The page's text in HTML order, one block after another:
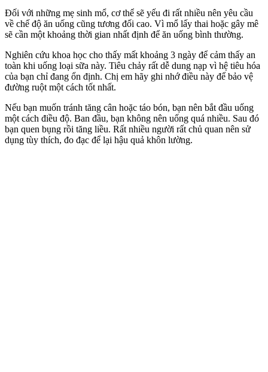
Đối với những mẹ sinh mổ, cơ thể sẽ yếu đi rất nhiều nên yêu cầu
về chế độ ăn uống cũng tương đối cao. Vì mổ lấy thai hoặc gây mê
sẽ cần một khoảng thời gian nhất định để ăn uống bình thường.
Nghiên cứu khoa học cho thấy mất khoảng 3 ngày để cảm thấy an
toàn khi uống loại sữa này. Tiêu chảy rất dễ dung nạp vì hệ tiêu hóa
của bạn chỉ đang ổn định. Chị em hãy ghi nhớ điều này để bảo vệ
đường ruột một cách tốt nhất.
Nếu bạn muốn tránh tăng cân hoặc táo bón, bạn nên bắt đầu uống
một cách điều độ. Ban đầu, bạn không nên uống quá nhiều. Sau đó
bạn quen bụng rồi tăng liều. Rất nhiều người rất chủ quan nên sử
dụng tùy thích, đo đạc để lại hậu quả khôn lường.